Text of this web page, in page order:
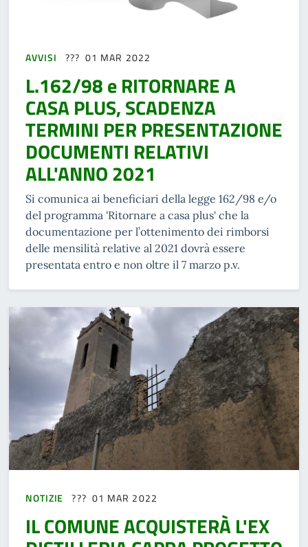
AVVISI 01 MAR 2022
L.162/98 e RITORNARE A
CASA PLUS, SCADENZA
TERMINI PER PRESENTAZIONE
DOCUMENTI RELATIVI
ALL'ANNO 2021
Si comunica ai beneficiari della legge 162/98 e/o
del programma 'Ritornare a casa plus' che la
documentazione per l’ottenimento dei rimborsi
delle mensilità relative al 2021 dovrà essere
presentata entro e non oltre il 7 marzo p.v.
NOTIZIE 01 MAR 2022
IL COMUNE ACQUISTERÀ L'EX